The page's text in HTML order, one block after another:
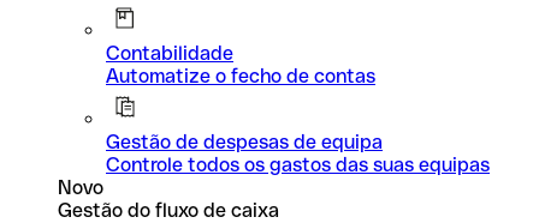
Contabilidade
Automatize o fecho de contas
Gestão de despesas de equipa
Controle todos os gastos das suas equipas
Novo
Gestão do fluxo de caixa